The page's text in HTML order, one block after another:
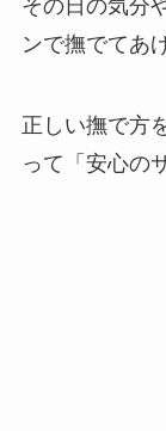
その日の気分
ンで撫でてあ
正しい撫で方
って「安心の